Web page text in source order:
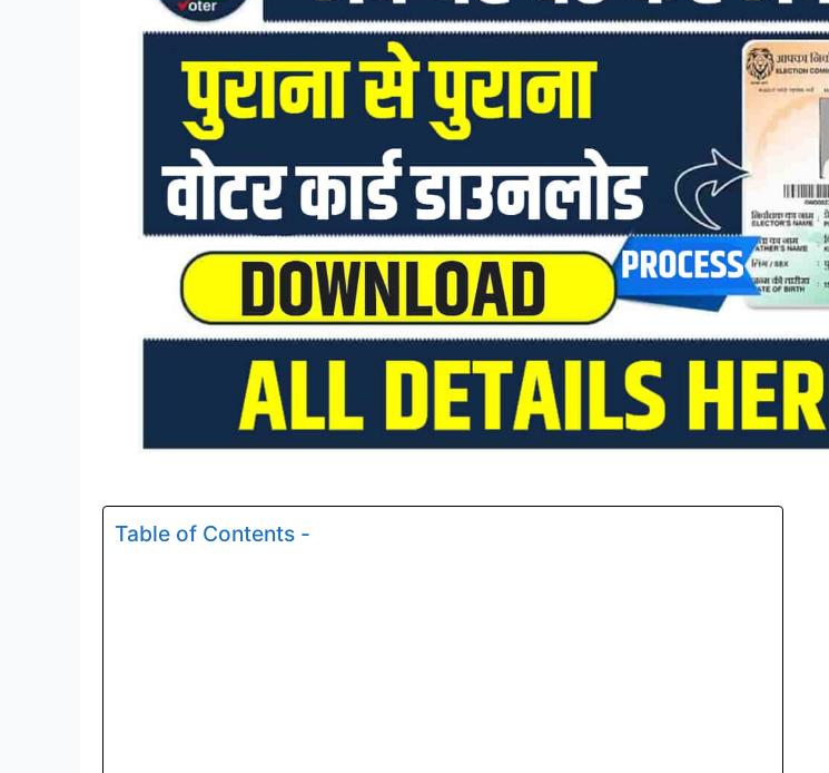
Table of Contents -